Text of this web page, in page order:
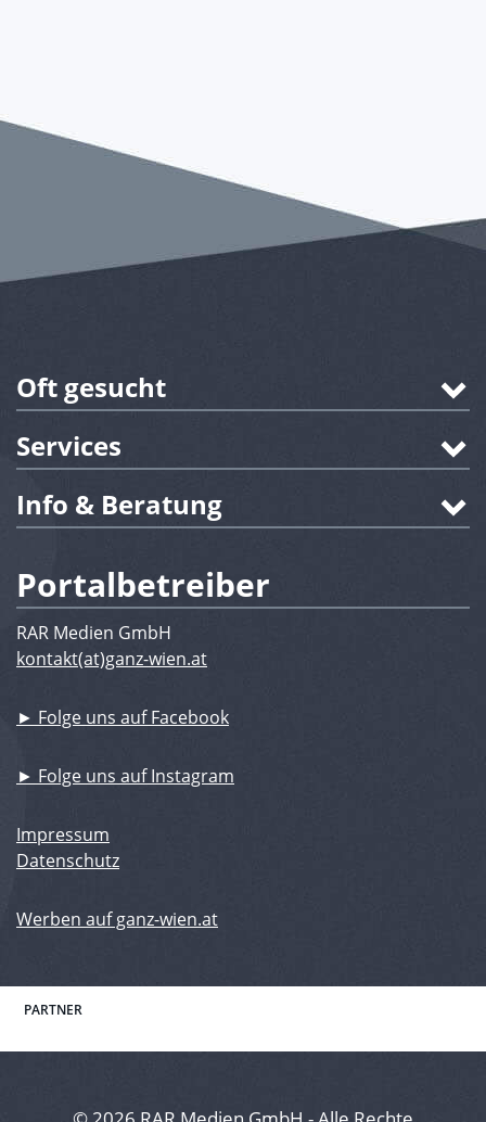
Oft gesucht
Services
Info & Beratung
Portalbetreiber
RAR Medien GmbH
kontakt(at)ganz-wien.at
► Folge uns auf Facebook
► Folge uns auf Instagram
Impressum
Datenschutz
Werben auf ganz-wien.at
PARTNER